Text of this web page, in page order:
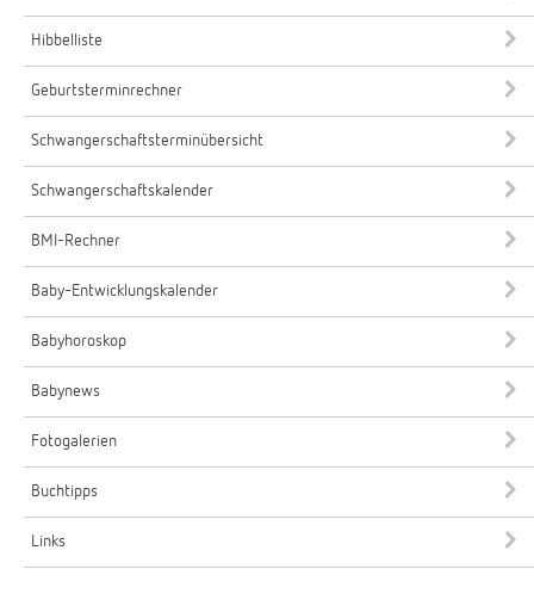
Hibbelliste
Geburtsterminrechner
Schwangerschaftsterminübersicht
Schwangerschaftskalender
BMI-Rechner
Baby-Entwicklungskalender
Babyhoroskop
Babynews
Fotogalerien
Buchtipps
Links